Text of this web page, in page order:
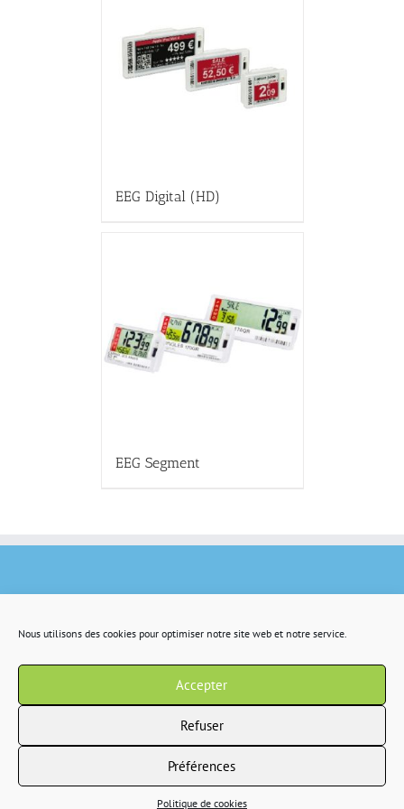
Nous utilisons des cookies pour optimiser notre site web et notre service.
Accepter
Refuser
Préférences
Politique de cookies
EEG Digital (HD)
EEG Segment
Copyright 2022 IR2S tous droits résservés |CGV|